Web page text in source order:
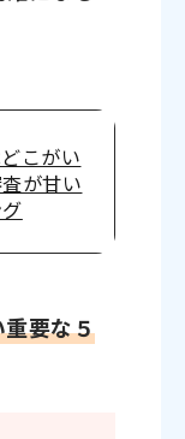
こがい
が甘い
重要な５